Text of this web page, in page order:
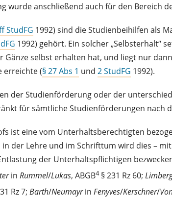
wurde anschließend auch für den Bereich
StudFG 1992) sind die Studienbeihilfen als
1992) gehört. Ein solcher „Selbsterhalt“
selbst erhalten hat, und liegt nur
erreichte (§ 27 Abs 1 und 2 StudFG 1992).
der Studienförderung oder der
für sämtliche Studienförderungen nach
ist eine vom Unterhaltsberechtigten
in der Lehre und im Schrifttum wird dies –
der Unterhaltspflichtigen
in Rummel/Lukas, ABGB4§ 231 Rz 60;
Rz 7; Barth/Neumayrin Fenyves/Kerschner/